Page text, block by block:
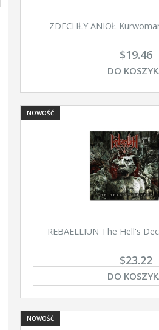
ZDECHŁY ANIOŁ
$19.46
DO
REBAELLIUN The Hell's
$23.22
DO
NOWOŚĆ
NOWOŚĆ